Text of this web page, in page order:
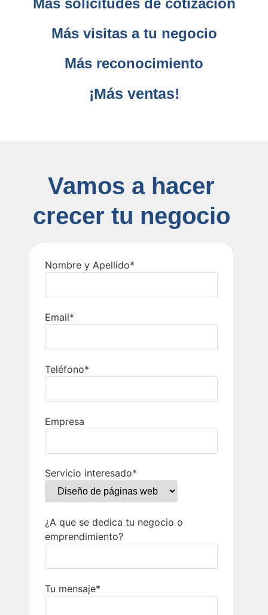
Más visitas a tu negocio
Más reconocimiento
¡Más ventas!
Vamos a hacer
crecer tu negocio
Nombre y Apellido*
Email*
Teléfono*
Empresa
Servicio interesado*
¿A que se dedica tu negocio o
emprendimiento?
Tu mensaje*